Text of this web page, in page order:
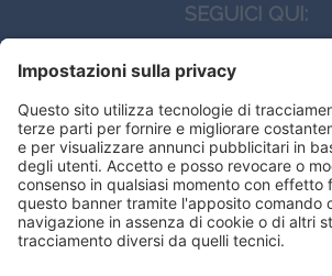
SEGUICI QUI:
CONTATTI
Edi.Ermes srl
Viale E. Forlanini, 21 - 20134,
(+39)027021121
E-mail:eeinfo@eenet.it